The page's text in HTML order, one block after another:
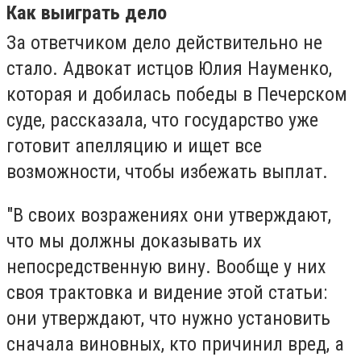
Как выиграть дело
За ответчиком дело действительно не
стало. Адвокат истцов Юлия Науменко,
которая и добилась победы в Печерском
суде, рассказала, что государство уже
готовит апелляцию и ищет все
возможности, чтобы избежать выплат.
"В своих возражениях они утверждают,
что мы должны доказывать их
непосредственную вину. Вообще у них
своя трактовка и видение этой статьи:
они утверждают, что нужно установить
сначала виновных, кто причинил вред, а